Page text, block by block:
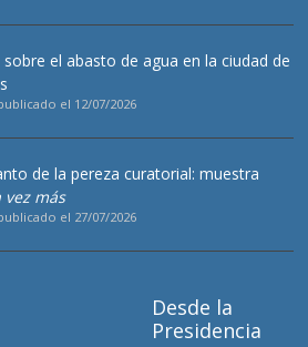
sobre el abasto de agua en la ciudad de
el 12/07/2026
de la pereza curatorial: muestra
vez más
el 27/07/2026
Desde la
Presidencia